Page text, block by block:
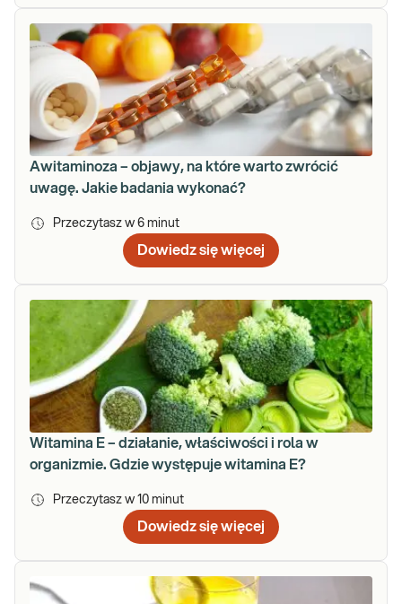
Awitaminoza – objawy, na które warto zwrócić
uwagę. Jakie badania wykonać?
Przeczytasz w 6 minut
Dowiedz się więcej
Witamina E – działanie, właściwości i rola w
organizmie. Gdzie występuje witamina E?
Przeczytasz w 10 minut
Dowiedz się więcej